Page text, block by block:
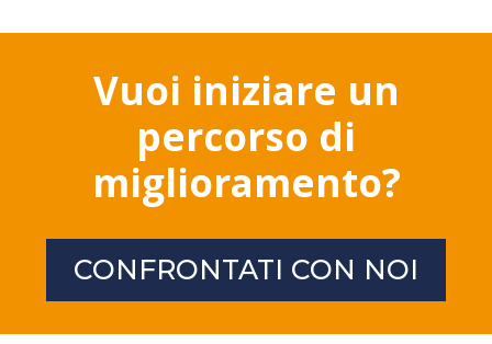
Vuoi iniziare un
percorso di
miglioramento?
CONFRONTATI CON NOI